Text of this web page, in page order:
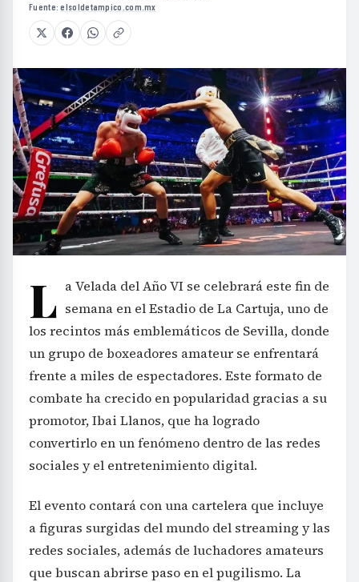
Fuente:elsoldetampico.com.mx
L a Velada del Año VI se celebrará este fin de
semana en el Estadio de La Cartuja, uno de
los recintos más emblemáticos de Sevilla, donde
un grupo de boxeadores amateur se enfrentará
frente a miles de espectadores. Este formato de
combate ha crecido en popularidad gracias a su
promotor, Ibai Llanos, que ha logrado
convertirlo en un fenómeno dentro de las redes
sociales y el entretenimiento digital.
El evento contará con una cartelera que incluye
a figuras surgidas del mundo del streaming y las
redes sociales, además de luchadores amateurs
que buscan abrirse paso en el pugilismo. La